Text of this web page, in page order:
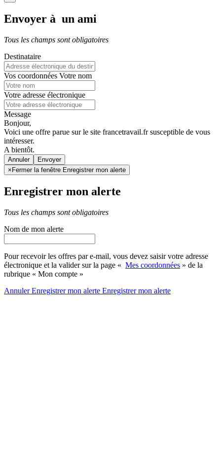
Envoyer à un ami
Tous les champs sont obligatoires
Destinataire
Vos coordonnées Votre nom
Votre adresse électronique
Message
Bonjour,
Voici une offre parue sur le site francetravail.fr susceptible de vous
intéresser.
A bientôt.
Annuler
× Fermer la fenêtre Enregistrer mon alerte
Enregistrer mon alerte
Tous les champs sont obligatoires
Nom de mon alerte
Pour recevoir les offres par e-mail, vous devez saisir votre adresse
électronique et la valider sur la page « Mes coordonnées » de la
rubrique « Mon compte »
AnnulerEnregistrer mon alerte Enregistrermon alerte